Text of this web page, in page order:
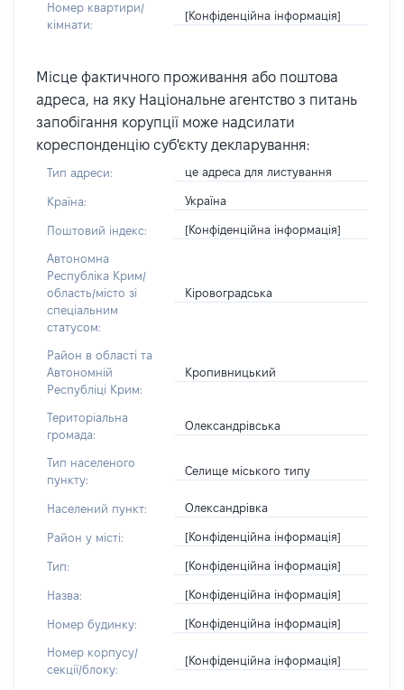
Номер квартири/
кімнати:
[Конфіденційна інформація]
Місце фактичного проживання або поштова
адреса, на яку Національне агентство з питань
запобігання корупції може надсилати
кореспонденцію суб'єкту декларування:
Тип адреси: це адреса для листування
Країна: Україна
Поштовий індекс: [Конфіденційна інформація]
Автономна
Республіка Крим/
область/місто зі
спеціальним
статусом:
Кіровоградська
Район в області та
Автономній
Республіці Крим:
Кропивницький
Територіальна
громада:
Олександрівська
Тип населеного
пункту:
Селище міського типу
Населений пункт: Олександрівка
Район у місті: [Конфіденційна інформація]
Тип: [Конфіденційна інформація]
Назва: [Конфіденційна інформація]
Номер будинку: [Конфіденційна інформація]
Номер корпусу/
секції/блоку:
[Конфіденційна інформація]